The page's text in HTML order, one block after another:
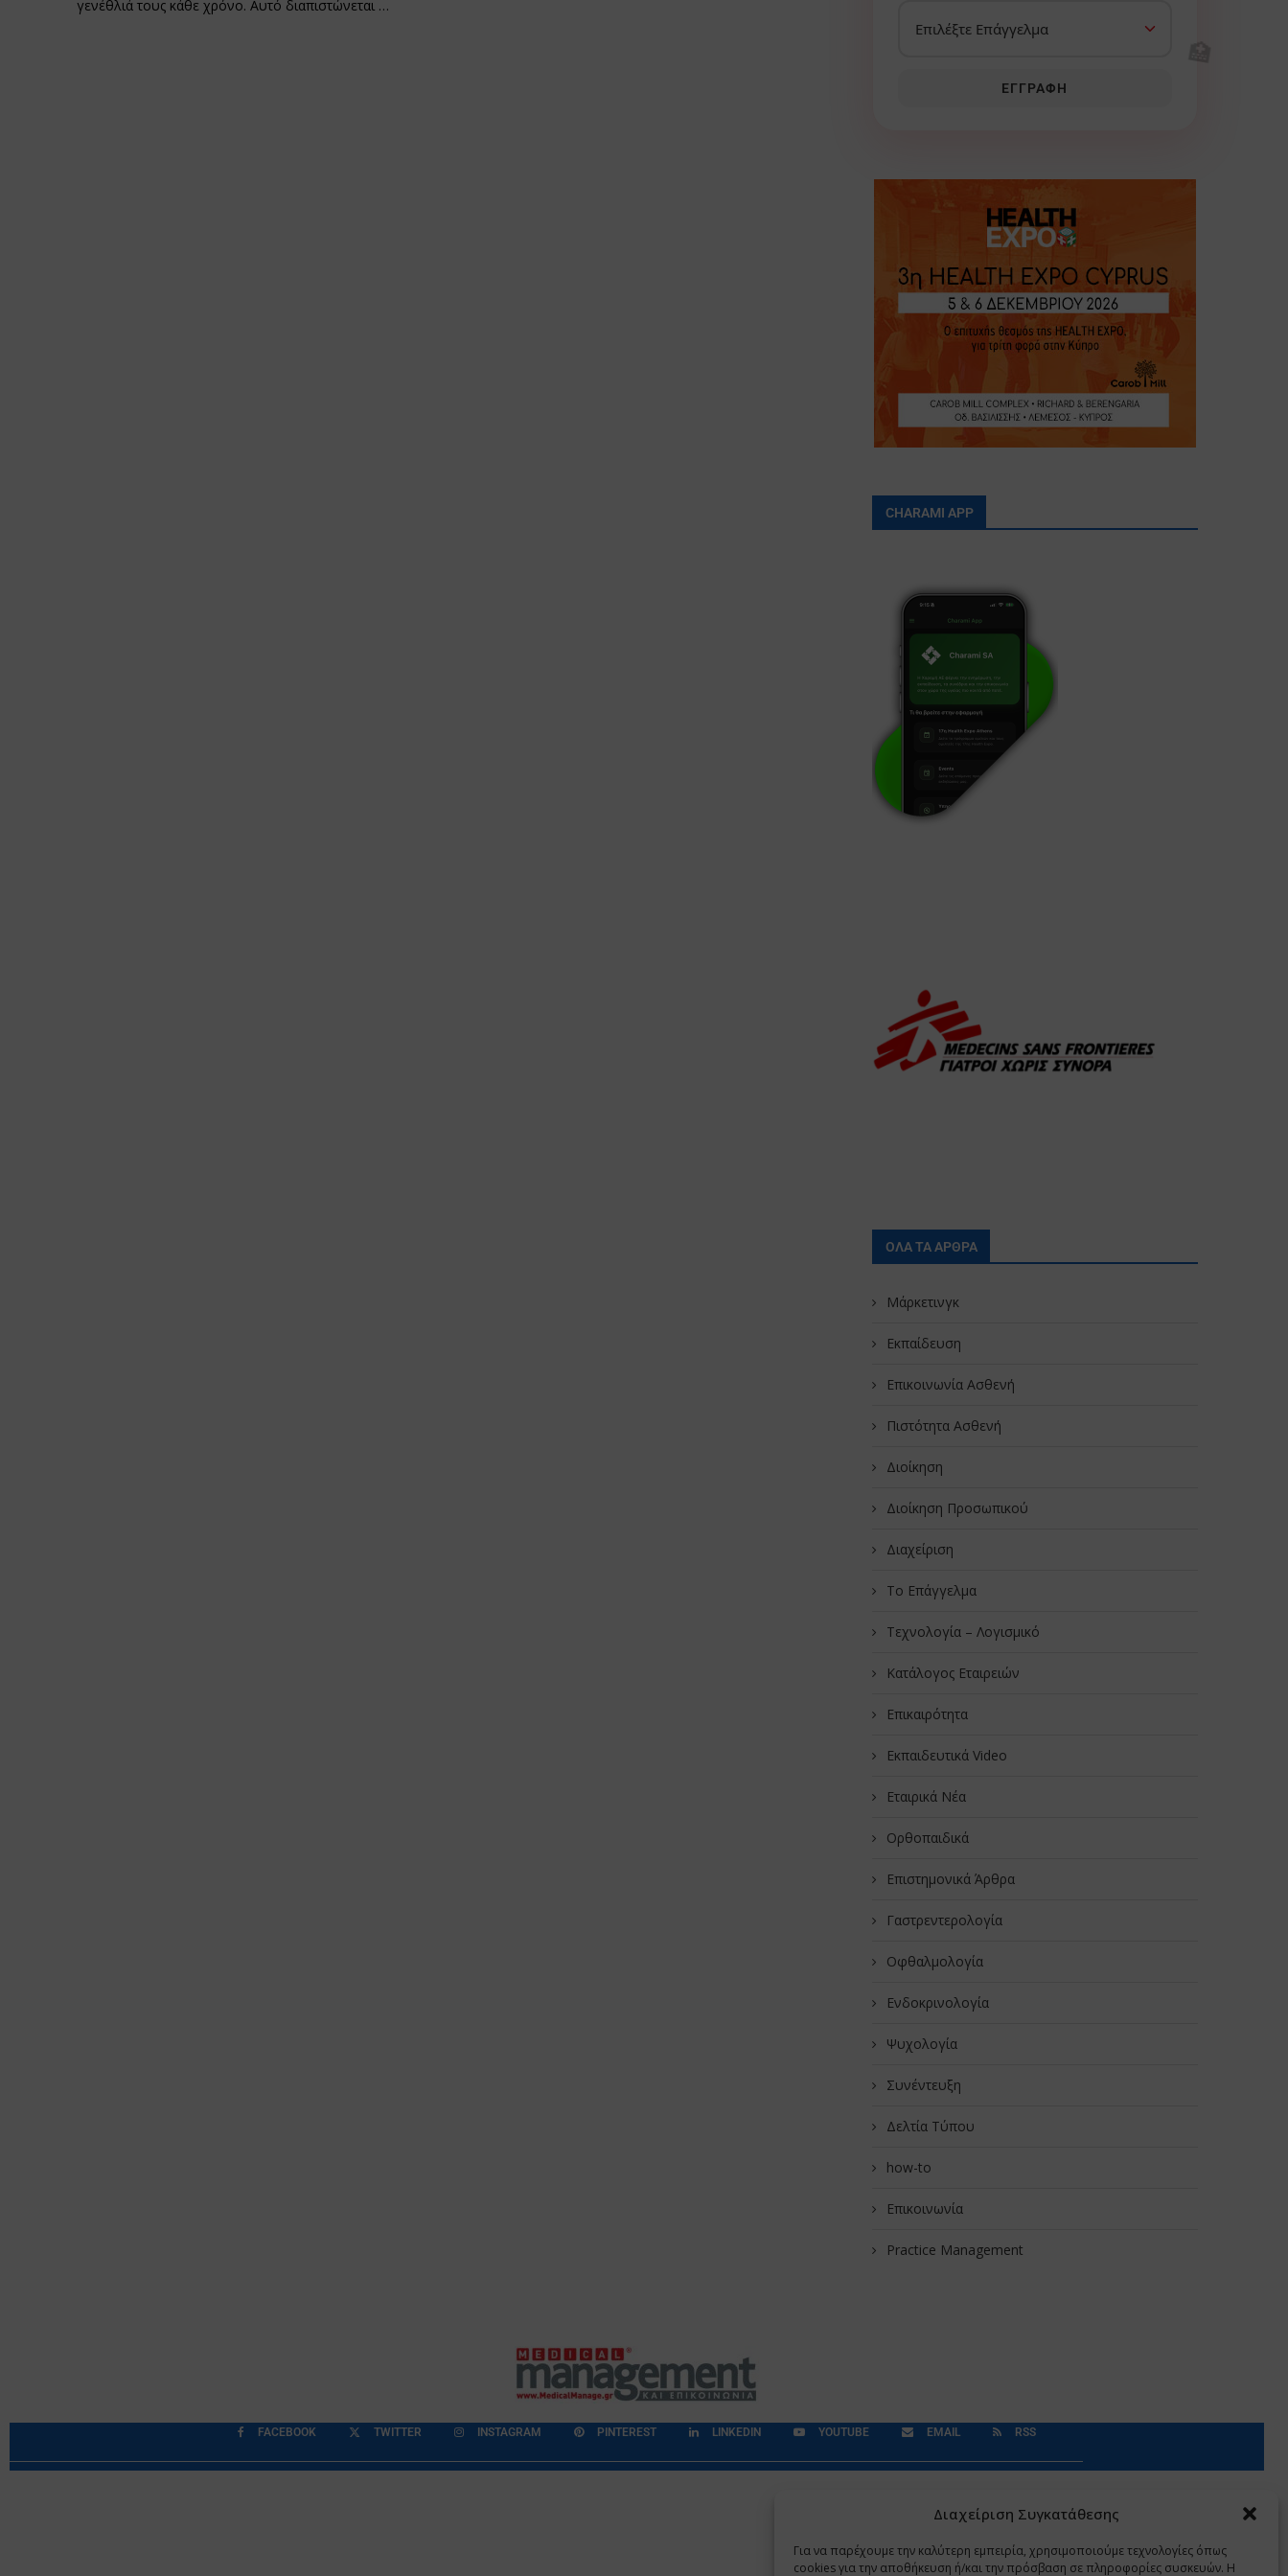
Διαχείριση Συγκατάθεσης
Για να παρέχουμε την καλύτερη εμπειρία, χρησιμοποιούμε τεχνολογίες όπως
cookies για την αποθήκευση ή/και την πρόσβαση σε πληροφορίες συσκευών. Η
γενέθλιά τους κάθε χρόνο. Αυτό διαπιστώνεται …
ΕΓΓΡΑΦΉ
CHARAMI APP
ΟΛΑ ΤΑ ΑΡΘΡΑ
Μάρκετινγκ
Εκπαίδευση
Επικοινωνία Ασθενή
Πιστότητα Ασθενή
Διοίκηση
Διοίκηση Προσωπικού
Διαχείριση
Το Επάγγελμα
Τεχνολογία – Λογισμικό
Κατάλογος Εταιρειών
Επικαιρότητα
Εκπαιδευτικά Video
Εταιρικά Νέα
Oρθοπαιδικά
Επιστημονικά Άρθρα
Γαστρεντερολογία
Οφθαλμολογία
Ενδοκρινολογία
Ψυχολογία
Συνέντευξη
Δελτία Τύπου
how-to
Επικοινωνία
Practice Management
FACEBOOK TWITTER INSTAGRAM PINTEREST LINKEDIN YOUTUBE EMAIL RSS